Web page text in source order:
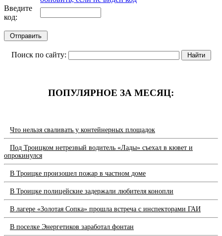
Введите
код:
Поиск по сайту:
ПОПУЛЯРНОЕ ЗА МЕСЯЦ:
Что нельзя сваливать у контейнерных площадок
Под Троицком нетрезвый водитель «Лады» съехал в кювет и
опрокинулся
В Троицке произошел пожар в частном доме
В Троицке полицейские задержали любителя конопли
В лагере «Золотая Сопка» прошла встреча с инспекторами ГАИ
В поселке Энергетиков заработал фонтан